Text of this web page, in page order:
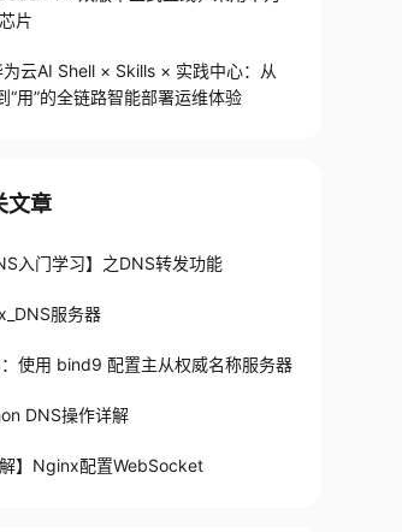
片
为云AI Shell × Skills × 实践中心：从
“用”的全链路智能部署运维体验
文章
入门学习】之DNS转发功能
服务器
使用 bind9 配置主从权威名称服务器
DNS操作详解
解】Nginx配置WebSocket